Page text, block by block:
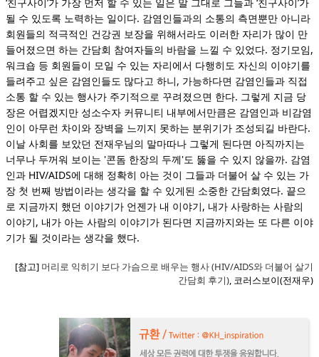
될 수 있도록 노력하는 일이다. 감염인들과의 소통의 측면뿐만 아니라
회원들의 적극적인 건강권 보장을 위해서라도 이러한 자리가 많이 만
들어졌으면 하는 간담회 참여자들의 바람을 느낄 수 있었다. 정기모임,
워크숍 등 회원들이 모일 수 있는 자리에서 다행히도 자신의 이야기를
들려주고 싶은 감염인들도 많다고 하니, 가능하다면 감염인들과 직접
소통 할 수 있는 행사가 주기적으로 꾸려졌으면 한다. 그렇게 지금 당
장은 어렵겠지만 성소수자 커뮤니티 내부에서만큼은 감염인과 비감염
인이 아무런 차이와 장벽을 느끼지 못하는 분위기가 조성되길 바란다.
이날 사회를 보았던 전재우님의 말마따나 그렇게 된다면 아직까지는
너무나 두꺼워 보이는 '콘돔 한장의 두께'도 뚫을 수 있지 않을까. 감염
인과 HIV/AIDS에 대해 정확히 아는 것이 그들과 더불어 살 수 있는 가
장 첫 번째 방법이라는 생각을 할 수 있게된 소중한 간담회였다. 끝으
로 지금까지 했던 이야기가 언젠가 내 이야기, 내가 사랑하는 사람의
이야기, 내가 아는 사람의 이야기가 된다면 지금까지와는 또 다른 이야
기가 될 것이라는 생각을 했다.
[참고] 머리로 익히기 보다 가슴으로 배우는 행사 (HIV/AIDS와 더불어 살기
간담회 후기), 코러스보이(전재우)